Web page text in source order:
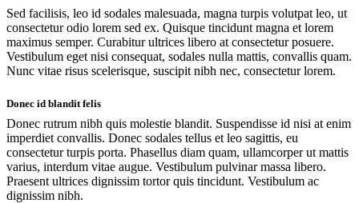
Sed facilisis, leo id sodales malesuada, magna turpis volutpat leo, ut
consectetur odio lorem sed ex. Quisque tincidunt magna et lorem
maximus semper. Curabitur ultrices libero at consectetur posuere.
Vestibulum eget nisi consequat, sodales nulla mattis, convallis quam.
Nunc vitae risus scelerisque, suscipit nibh nec, consectetur lorem.
Donec id blandit felis
Donec rutrum nibh quis molestie blandit. Suspendisse id nisi at enim
imperdiet convallis. Donec sodales tellus et leo sagittis, eu
consectetur turpis porta. Phasellus diam quam, ullamcorper ut mattis
varius, interdum vitae augue. Vestibulum pulvinar massa libero.
Praesent ultrices dignissim tortor quis tincidunt. Vestibulum ac
dignissim nibh.